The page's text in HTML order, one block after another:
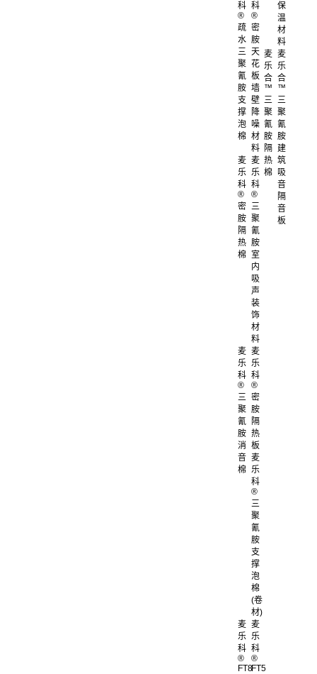
科
®
疏
水
三
聚
氰
胺
支
撑
泡
棉
科
®
密
胺
天
花
板
墙
壁
降
噪
材
料
麦
乐
科
®
密
胺
隔
热
棉
麦
乐
科
®
三
聚
氰
胺
室
内
吸
声
装
饰
材
料
麦
乐
科
®
三
聚
氰
胺
消
音
棉
麦
乐
科
®
密
胺
隔
热
板
麦
乐
科
®
三
聚
氰
胺
支
撑
泡
棉
(卷
材)
麦
乐
科
®
FT8
麦
乐
科
®
FT5
保
温
材
料
麦
乐
合
™
三
聚
氰
胺
隔
热
棉
麦
乐
合
™
三
聚
氰
胺
建
筑
吸
音
隔
音
板